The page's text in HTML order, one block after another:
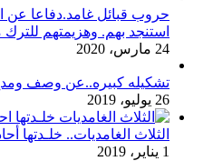
حروب قبائل غامد.دفاعا
استنجد بهم. وهزيمتهم للترك
24 مارس، 2020
تشكيله كبيره..عن وصف
26 يوليو، 2019
الثلاث الغامديات.. خلـدتها
1 يناير، 2019